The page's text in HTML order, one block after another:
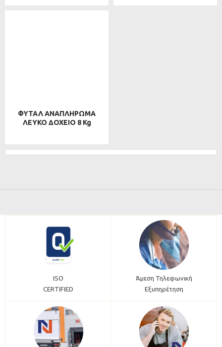
ΦΥΤΑΛ ΑΝΑΠΛΗΡΩΜΑ
ΛΕΥΚΟ ΔΟΧΕΙΟ 8 Kg
ISO
CERTIFIED
Άμεση Τηλεφωνική
Εξυπηρέτηση